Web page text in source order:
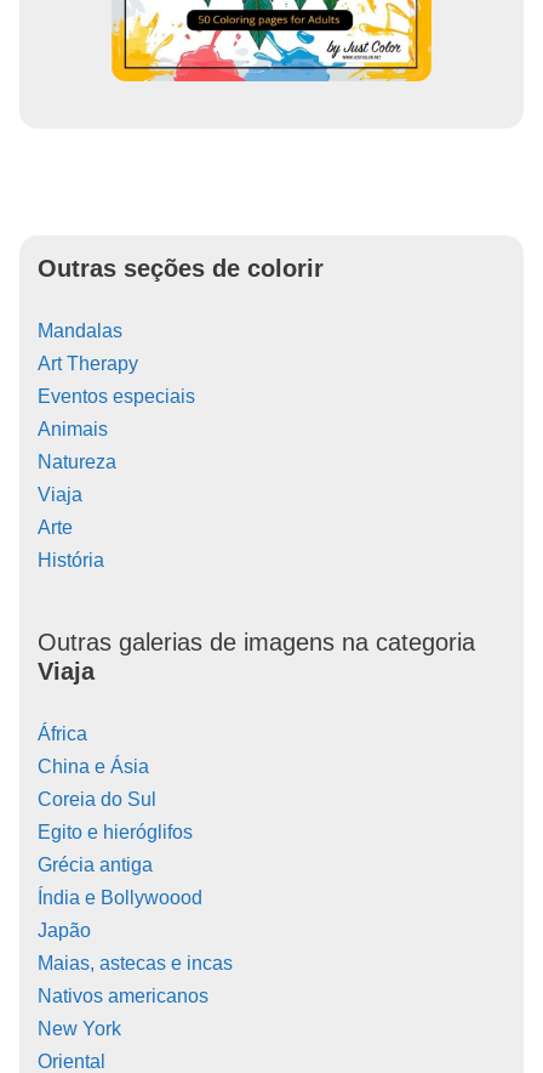
Outras seções de colorir
Mandalas
Art Therapy
Eventos especiais
Animais
Natureza
Viaja
Arte
História
Outras galerias de imagens na categoria
Viaja
África
China e Ásia
Coreia do Sul
Egito e hieróglifos
Grécia antiga
Índia e Bollywoood
Japão
Maias, astecas e incas
Nativos americanos
New York
Oriental